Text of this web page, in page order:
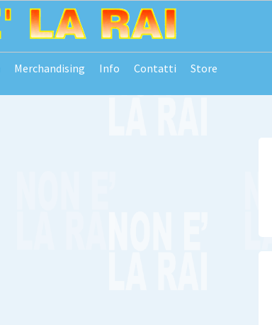
Merchandising Info Contatti Store